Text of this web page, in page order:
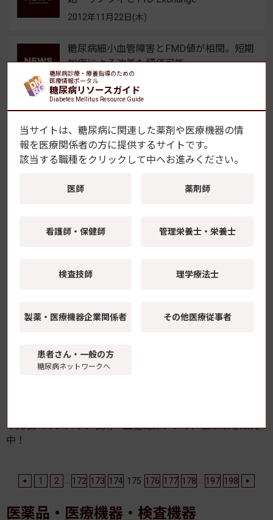
2012年11月22日(木)
糖尿病細小血管障害とFMD値が相関。短期
加療による改善も評価可能
2012年11月22日(木)
世界糖尿病デー 各地でブルーライトアッ
2012年11月16日(金)
ンケート調査を公開
2012年11月15日(木)
で取り組むこと」
早見表（インスリン製剤・血糖記録アプリ）最新版を販売
中！
1 2 172 173 174 175 176 177 178 197 198
医薬品・医療機器・検査機器
糖尿病診療・療養指導のための
医療情報ポータル
糖尿病リソースガイド
Diabetes Mellitus Resource Guide
当サイトは、糖尿病に関連した薬剤や医療機器の情
報を医療関係者の方に提供するサイトです。
該当する職種をクリックして中へお進みください。
医師 薬剤師
看護師・保健師 管理栄養士・栄養士
検査技師 理学療法士
製薬・医療機器企業関係者 その他医療従事者
患者さん・一般の方
糖尿病ネットワークへ